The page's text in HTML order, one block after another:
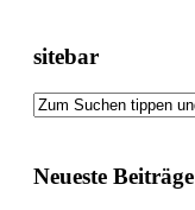
sitebar
Neueste Beiträge